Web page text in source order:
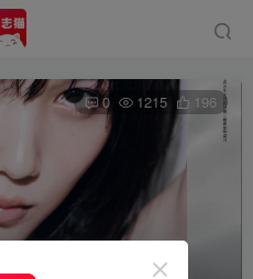
0 1215 196